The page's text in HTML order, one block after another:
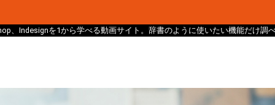
、Indesignを1から学べる動画サイト。辞書のように使いたい機能だけ調